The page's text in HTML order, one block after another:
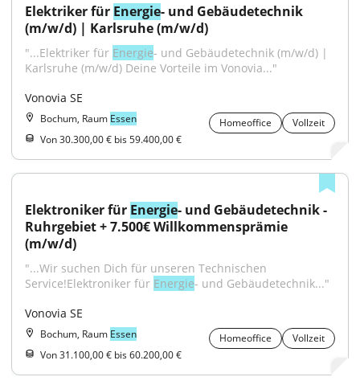
Elektriker für Energie- und Gebäudetechnik
(m/w/d) | Karlsruhe (m/w/d)
"...Elektriker für Energie- und Gebäudetechnik (m/w/d) |
Karlsruhe (m/w/d) Deine Vorteile im Vonovia..."
Vonovia SE
Bochum, Raum Essen Homeoffice
Vollzeit
Von 30.300,00 € bis 59.400,00 €
Elektroniker für Energie- und Gebäudetechnik -
Ruhrgebiet + 7.500€ Willkommensprämie
(m/w/d)
"...Wir suchen Dich für unseren Technischen
Service!Elektroniker für Energie- und Gebäudetechnik..."
Vonovia SE
Bochum, Raum Essen Homeoffice
Vollzeit
Von 31.100,00 € bis 60.200,00 €